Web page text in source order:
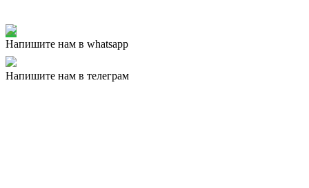
Напишите нам в whatsapp
Напишите нам в телеграм